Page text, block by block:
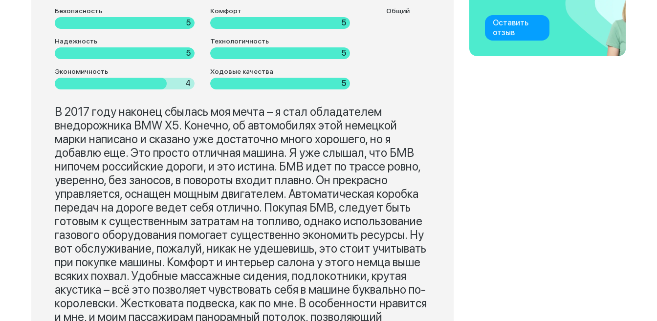
Безопасность
5
Комфорт
5
Надежность
5
Технологичность
5
Экономичность
4
Ходовые качества
5
Общий
В 2017 году наконец сбылась моя мечта – я стал обладателем
внедорожника BMW X5. Конечно, об автомобилях этой немецкой
марки написано и сказано уже достаточно много хорошего, но я
добавлю еще. Это просто отличная машина. Я уже слышал, что БМВ
нипочем российские дороги, и это истина. БМВ идет по трассе ровно,
уверенно, без заносов, в повороты входит плавно. Он прекрасно
управляется, оснащен мощным двигателем. Автоматическая коробка
передач на дороге ведет себя отлично. Покупая БМВ, следует быть
готовым к существенным затратам на топливо, однако использование
газового оборудования помогает существенно экономить ресурсы. Ну
вот обслуживание, пожалуй, никак не удешевишь, это стоит учитывать
при покупке машины. Комфорт и интерьер салона у этого немца выше
всяких похвал. Удобные массажные сидения, подлокотники, крутая
акустика – всё это позволяет чувствовать себя в машине буквально по-
королевски. Жестковата подвеска, как по мне. В особенности нравится
и мне, и моим пассажирам панорамный потолок, позволяющий
Оставить
отзыв